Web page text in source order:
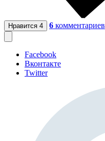
Нравится 4 6 комментариев
Facebook
Вконтакте
Twitter